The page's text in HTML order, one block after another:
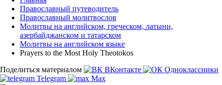
Православный путеводитель
Православный молитвослов
Молитвы на английском, греческом, латыни,
азербайджанском и татарском
Молитвы на английском языке
Prayers to the Most Holy Theotokos
Поделиться материалом
ВКонтакте
Одноклассники
Telegram
Max